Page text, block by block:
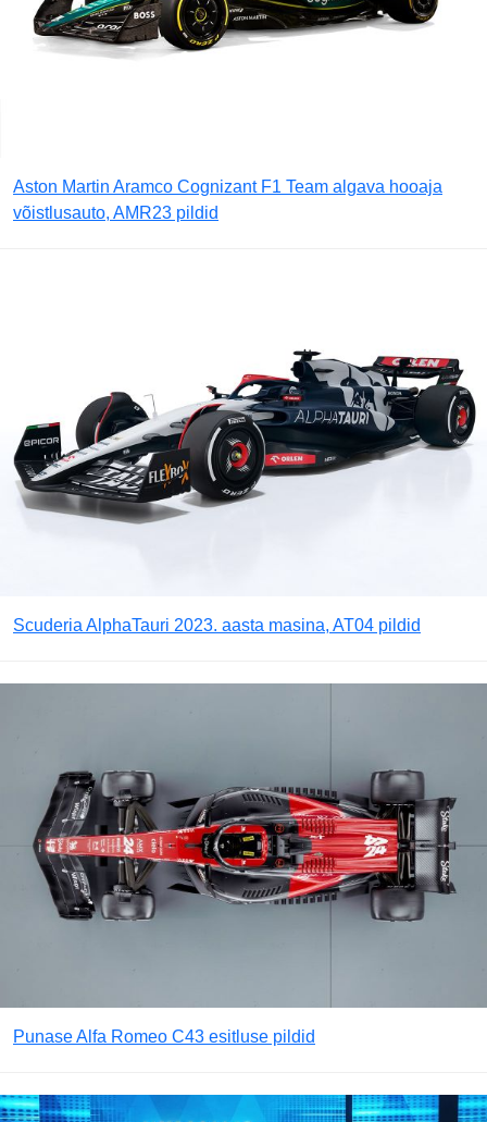
Aston Martin Aramco Cognizant F1 Team algava hooaja
võistlusauto, AMR23 pildid
Scuderia AlphaTauri 2023. aasta masina, AT04 pildid
Punase Alfa Romeo C43 esitluse pildid